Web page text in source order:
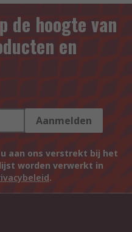
de hoogte van
en
Aanmelden
aan ons verstrekt bij het
worden verwerkt in
.